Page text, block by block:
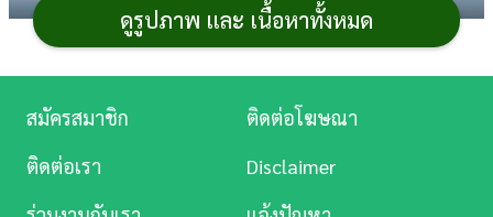
ดูรูปภาพ และ เนื้อหาทั้งหมด
หนัง
สมัครสมาชิก
ติดต่อโฆษณา
ติดต่อเรา
Disclaimer